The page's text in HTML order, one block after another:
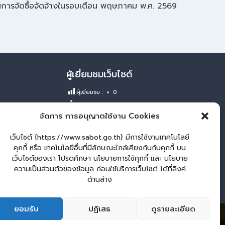
จัดการ การอนุญาตใช้งาน Cookies
เว็บไซต์ {https://www.sabot.go.th} มีการใช้งานเทคโนโลยี
คุกกี้ หรือ เทคโนโลยีอื่นที่มีลักษณะใกล้เคียงกันกับคุกกี้ บน
เว็บไซต์ของเรา โปรดศึกษา นโยบายการใช้คุกกี้ และ นโยบาย
ความเป็นส่วนตัวของข้อมูล ก่อนใช้บริการเว็บไซต์ ได้ที่ลิงค์
ด้านล่าง
ยอมรับ ปฏิเสธ ดูรายละเอียด
การจัดซื้อจัดจ้างในรอบเดือน พฤษภาคม พ.ศ. 2569
ผู้เยี่ยมชมเว็บไซต์
ผู้เยี่ยมชม : 0
เข้าสู่ระบบ
จัดทำเว็บไซต์
LopburiWebDesign
กระดานสนทนา ติดต่อเทศบาล
ติดต่อ เทศบาลตำบลสระโบสถ์